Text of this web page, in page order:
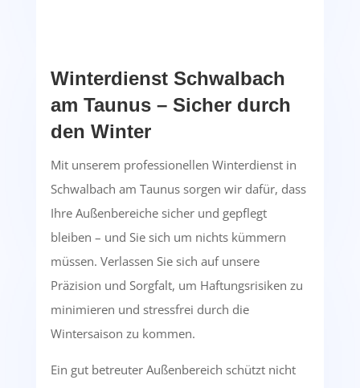
Winterdienst Schwalbach
am Taunus – Sicher durch
den Winter
Mit unserem professionellen Winterdienst in
Schwalbach am Taunus sorgen wir dafür, dass
Ihre Außenbereiche sicher und gepflegt
bleiben – und Sie sich um nichts kümmern
müssen. Verlassen Sie sich auf unsere
Präzision und Sorgfalt, um Haftungsrisiken zu
minimieren und stressfrei durch die
Wintersaison zu kommen.
Ein gut betreuter Außenbereich schützt nicht